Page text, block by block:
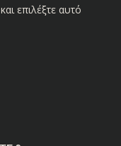
επιλέξτε αυτό